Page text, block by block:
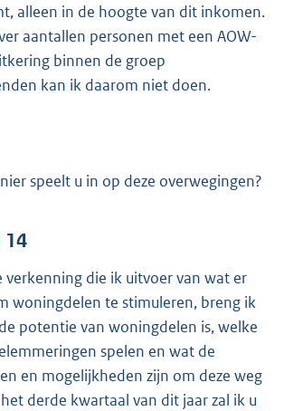
alleen in de hoogte van dit inkomen.
aantallen personen met een AOW-
binnen de groep
kan ik daarom niet doen.
speelt u in op deze overwegingen?
verkenning die ik uitvoer van wat er
woningdelen te stimuleren, breng ik
potentie van woningdelen is, welke
spelen en wat de
en mogelijkheden zijn om deze weg
derde kwartaal van dit jaar zal ik u